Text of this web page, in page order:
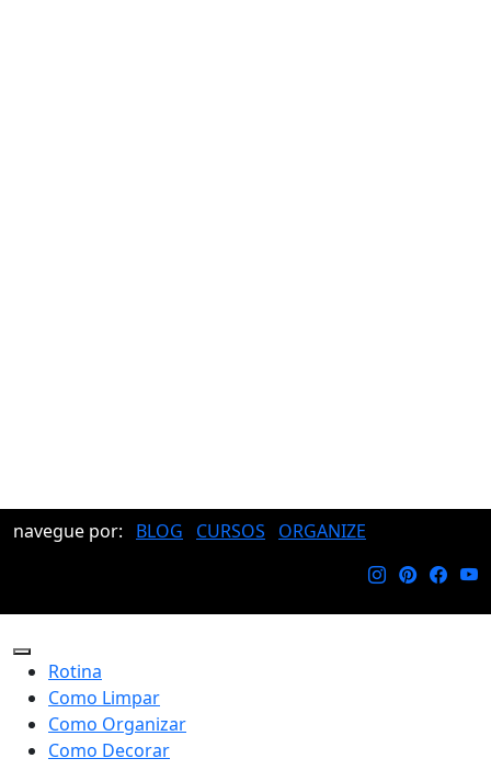
navegue por: BLOG CURSOS ORGANIZE
Rotina
Como Limpar
Como Organizar
Como Decorar